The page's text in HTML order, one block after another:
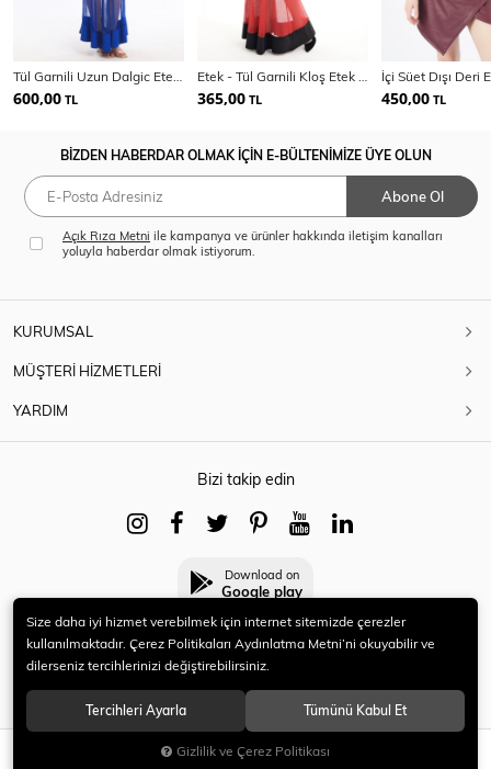
SEPETE EKLE
600,00 TL 365,00 TL 450,00 TL
BİZDEN HABERDAR OLMAK İÇİN E-BÜLTENİMİZE ÜYE OLUN
Abone Ol
Açık Rıza Metni ile kampanya ve ürünler hakkında iletişim kanalları
yoluyla haberdar olmak istiyorum.
KURUMSAL
MÜŞTERİ HİZMETLERİ
YARDIM
Bizi takip edin
Download on
Google play
© 2021 HERYENİ. Tüm hakları saklıdır.
Size daha iyi hizmet verebilmek için internet sitemizde çerezler
kullanılmaktadır. Çerez Politikaları Aydınlatma Metni’ni okuyabilir ve
dilerseniz tercihlerinizi değiştirebilirsiniz.
Tercihleri Ayarla Tümünü Kabul Et
Gizlilik ve Çerez Politikası